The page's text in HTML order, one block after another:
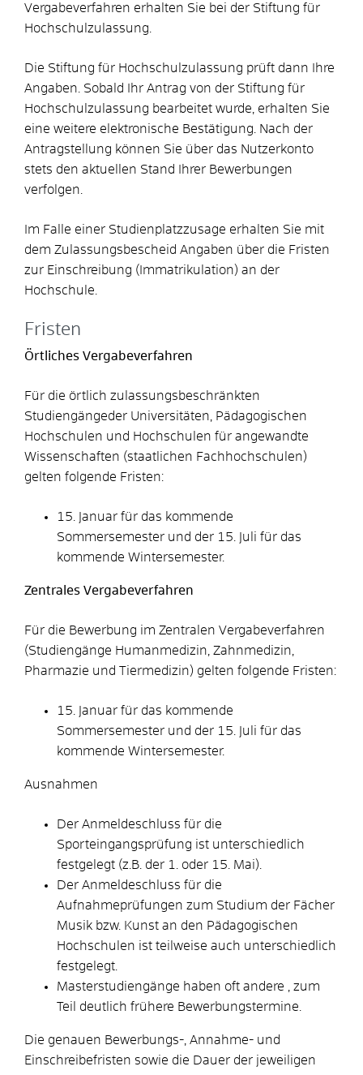
Vergabeverfahren erhalten Sie bei der Stiftung für
Hochschulzulassung.
Die Stiftung für Hochschulzulassung prüft dann Ihre
Angaben. Sobald Ihr Antrag von der Stiftung für
Hochschulzulassung bearbeitet wurde, erhalten Sie
eine weitere elektronische Bestätigung. Nach der
Antragstellung können Sie über das Nutzerkonto
stets den aktuellen Stand Ihrer Bewerbungen
verfolgen.
Im Falle einer Studienplatzzusage erhalten Sie mit
dem Zulassungsbescheid Angaben über die Fristen
zur Einschreibung (Immatrikulation) an der
Hochschule.
Fristen
Örtliches Vergabeverfahren
Für die örtlich zulassungsbeschränkten
Studiengängeder Universitäten, Pädagogischen
Hochschulen und Hochschulen für angewandte
Wissenschaften (staatlichen Fachhochschulen)
gelten folgende Fristen:
15. Januar für das kommende
Sommersemester und der 15. Juli für das
kommende Wintersemester.
Zentrales Vergabeverfahren
Für die Bewerbung im Zentralen Vergabeverfahren
(Studiengänge Humanmedizin, Zahnmedizin,
Pharmazie und Tiermedizin) gelten folgende Fristen:
15. Januar für das kommende
Sommersemester und der 15. Juli für das
kommende Wintersemester.
Ausnahmen
Der Anmeldeschluss für die
Sporteingangsprüfung ist unterschiedlich
festgelegt (z.B. der 1. oder 15. Mai).
Der Anmeldeschluss für die
Aufnahmeprüfungen zum Studium der Fächer
Musik bzw. Kunst an den Pädagogischen
Hochschulen ist teilweise auch unterschiedlich
festgelegt.
Masterstudiengänge haben oft andere , zum
Teil deutlich frühere Bewerbungstermine.
Die genauen Bewerbungs-, Annahme- und
Einschreibefristen sowie die Dauer der jeweiligen